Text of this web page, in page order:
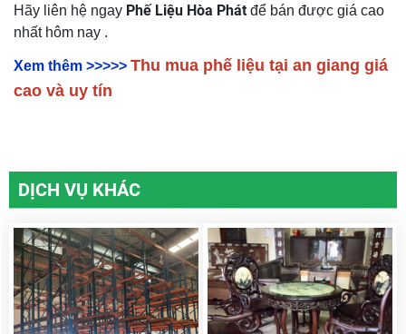
Hãy liên hệ ngay Phế Liệu Hòa Phát để bán được giá cao
nhất hôm nay .
Xem thêm >>>>> Thu mua phế liệu tại an giang giá
cao và uy tín
DỊCH VỤ KHÁC